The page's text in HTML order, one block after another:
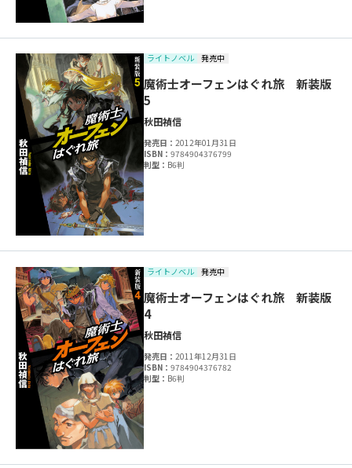
ライトノベル 発売中
魔術士オーフェンはぐれ旅 新装版
5
秋田禎信
発売日：2012年01月31日
ISBN：9784904376799
判型： B6判
ライトノベル 発売中
魔術士オーフェンはぐれ旅 新装版
4
秋田禎信
発売日：2011年12月31日
ISBN：9784904376782
判型： B6判